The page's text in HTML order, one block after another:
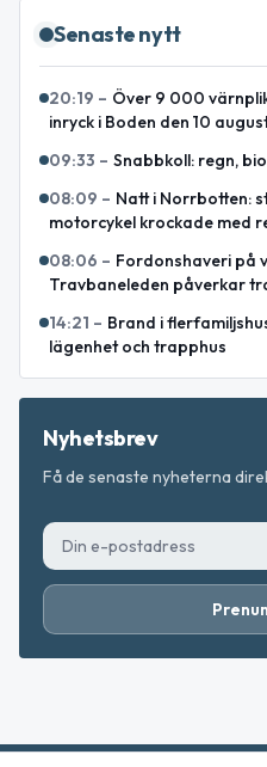
Senaste nytt
20:19 – Över 9 000
inryck i Boden den 10
09:33 – Snabbkoll: regn,
08:09 – Natt i Norrbotten:
motorcykel krockade med
08:06 – Fordonshaveri på
Travbaneleden påverkar
14:21 – Brand i
lägenhet och trapphus
Nyhetsbrev
Få de senaste nyheterna